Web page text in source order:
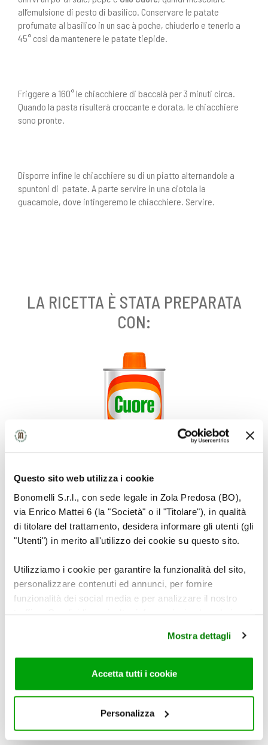
Questo sito web utilizza i cookie
Bonomelli S.r.l., con sede legale in Zola Predosa (BO),
via Enrico Mattei 6 (la "Società" o il "Titolare"), in qualità
di titolare del trattamento, desidera informare gli utenti (gli
"Utenti") in merito all'utilizzo dei cookie su questo sito.
Utilizziamo i cookie per garantire la funzionalità del sito,
personalizzare contenuti ed annunci, per fornire
funzionalità dei social media e per analizzare il nostro
di analisi dei dati web, pubblicità e social media, i quali
potrebbero combinarle con altre informazioni che ha
fornito loro o che hanno raccolto dal suo utilizzo dei loro
cookie consultare la cookie policy. Se clicchi sulla “X” per
chiudere il banner, non verranno installati cookie sul tuo
dispositivo ad eccezione di quelli necessari ai fini del
corretto funzionamento del sito.
Mostra dettagli
Accetta tutti i cookie
Personalizza
all’emulsione di pesto di basilico. Conservare le patate
profumate al basilico in un sac à poche, chiuderlo e tenerlo a
45° così da mantenere le patate tiepide.
Friggere a 160° le chiacchiere di baccalà per 3 minuti circa.
Quando la pasta risulterà croccante e dorata, le chiacchiere
sono pronte.
Disporre infine le chiacchiere su di un piatto alternandole a
spuntoni di patate. A parte servire in una ciotola la
guacamole, dove intingeremo le chiacchiere. Servire.
LA RICETTA È STATA PREPARATA
CON:
OLIO DI MAIS
Pleaseaccept marketing-cookiesto watch this video.